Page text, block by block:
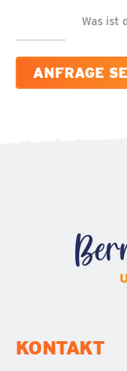
Was ist
ANFRAGE
KONTAKT